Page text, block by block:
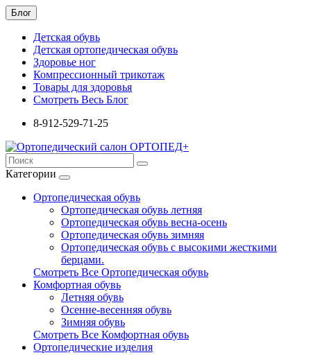
Блог
Детская обувь
Детская ортопедическая обувь
Здоровье ног
Компрессионный трикотаж
Товары для здоровья
Смотреть Весь Блог
8-912-529-71-25
Категории
Ортопедическая обувь
Ортопедическая обувь летняя
Ортопедическая обувь весна-осень
Ортопедическая обувь зимняя
Ортопедическая обувь с высокими жесткими
берцами.
Смотреть Все Ортопедическая обувь
Комфортная обувь
Летняя обувь
Осенне-весенняя обувь
Зимняя обувь
Смотреть Все Комфортная обувь
Ортопедические изделия